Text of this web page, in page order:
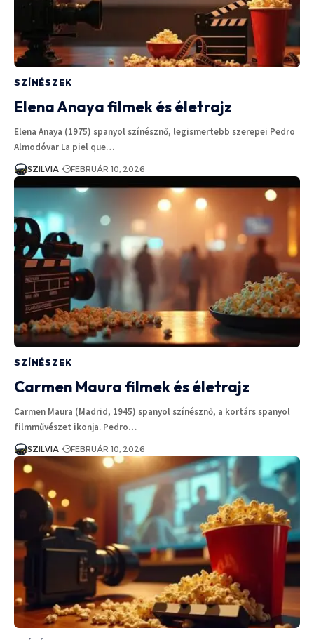
SZÍNÉSZEK
Elena Anaya filmek és életrajz
Elena Anaya (1975) spanyol színésznő, legismertebb szerepei Pedro
Almodóvar La piel que…
SZILVIA FEBRUÁR 10, 2026
SZÍNÉSZEK
Carmen Maura filmek és életrajz
Carmen Maura (Madrid, 1945) spanyol színésznő, a kortárs spanyol
filmművészet ikonja. Pedro…
SZILVIA FEBRUÁR 10, 2026